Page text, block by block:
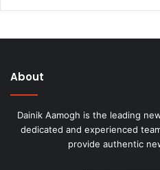
About
Dainik Aamogh is the leading
dedicated and experienced
provide authentic